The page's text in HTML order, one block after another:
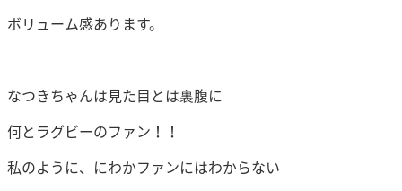
ボリューム感あります。
なつきちゃんは見た目とは裏腹に
何とラグビーのファン！！
私のように、にわかファンにはわからない